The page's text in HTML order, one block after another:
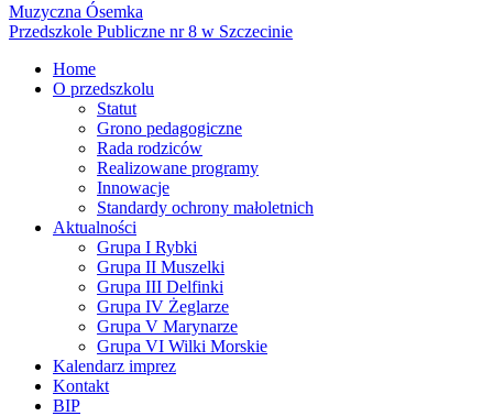
Muzyczna Ósemka
Przedszkole Publiczne nr 8 w Szczecinie
Home
O przedszkolu
Statut
Grono pedagogiczne
Rada rodziców
Realizowane programy
Innowacje
Standardy ochrony małoletnich
Aktualności
Grupa I Rybki
Grupa II Muszelki
Grupa III Delfinki
Grupa IV Żeglarze
Grupa V Marynarze
Grupa VI Wilki Morskie
Kalendarz imprez
Kontakt
BIP